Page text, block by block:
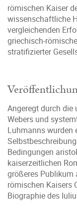
römischen Kaiser
wissenschaftliche
vergleichenden
griechisch-
stratifizierter
Angeregt durch
Webers und
Luhmanns wurden
Bedingungen
kaiserzeitlichen
größeres Publikum
römischen Kaisers
Biographie des